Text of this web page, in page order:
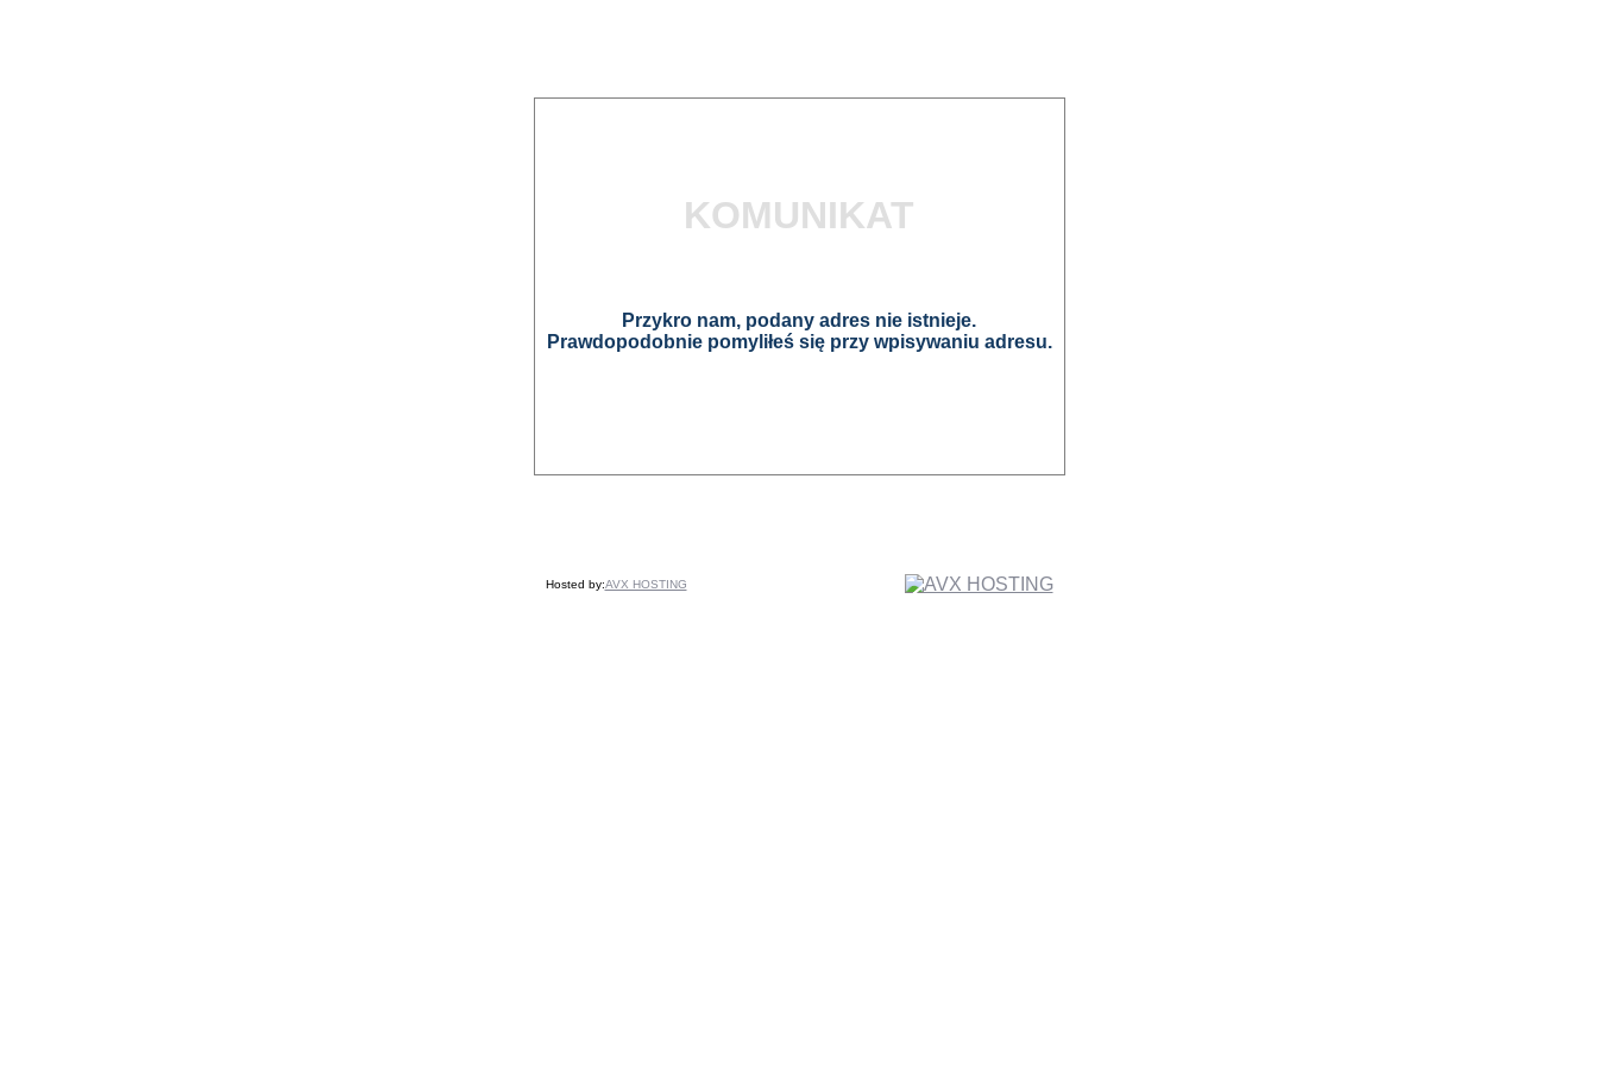
KOMUNIKAT
Przykro nam, podany adres nie istnieje.
Prawdopodobnie pomyliłeś się przy wpisywaniu adresu.
Hosted by:AVX HOSTING